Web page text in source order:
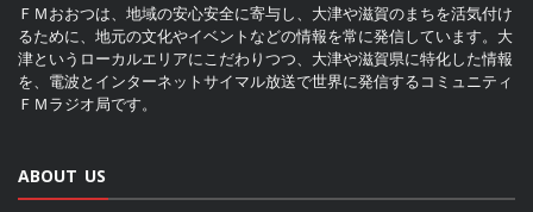
ＦＭおおつは、地域の安心安全に寄与し、大津や滋賀のまちを活気付け
るために、地元の文化やイベントなどの情報を常に発信しています。大
津というローカルエリアにこだわりつつ、大津や滋賀県に特化した情報
を、電波とインターネットサイマル放送で世界に発信するコミュニティ
ＦＭラジオ局です。
ABOUT US